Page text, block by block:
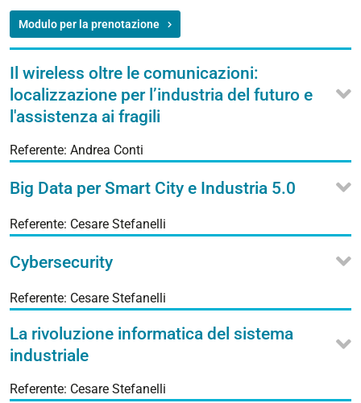
Modulo per la prenotazione
Il wireless oltre le comunicazioni:
localizzazione per l’industria del futuro e
l'assistenza ai fragili
Referente: Andrea Conti
Big Data per Smart City e Industria 5.0
Referente: Cesare Stefanelli
Cybersecurity
Referente: Cesare Stefanelli
La rivoluzione informatica del sistema
industriale
Referente: Cesare Stefanelli